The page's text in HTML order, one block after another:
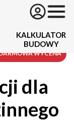
KALKULATOR
BUDOWY
dla
WYCENA